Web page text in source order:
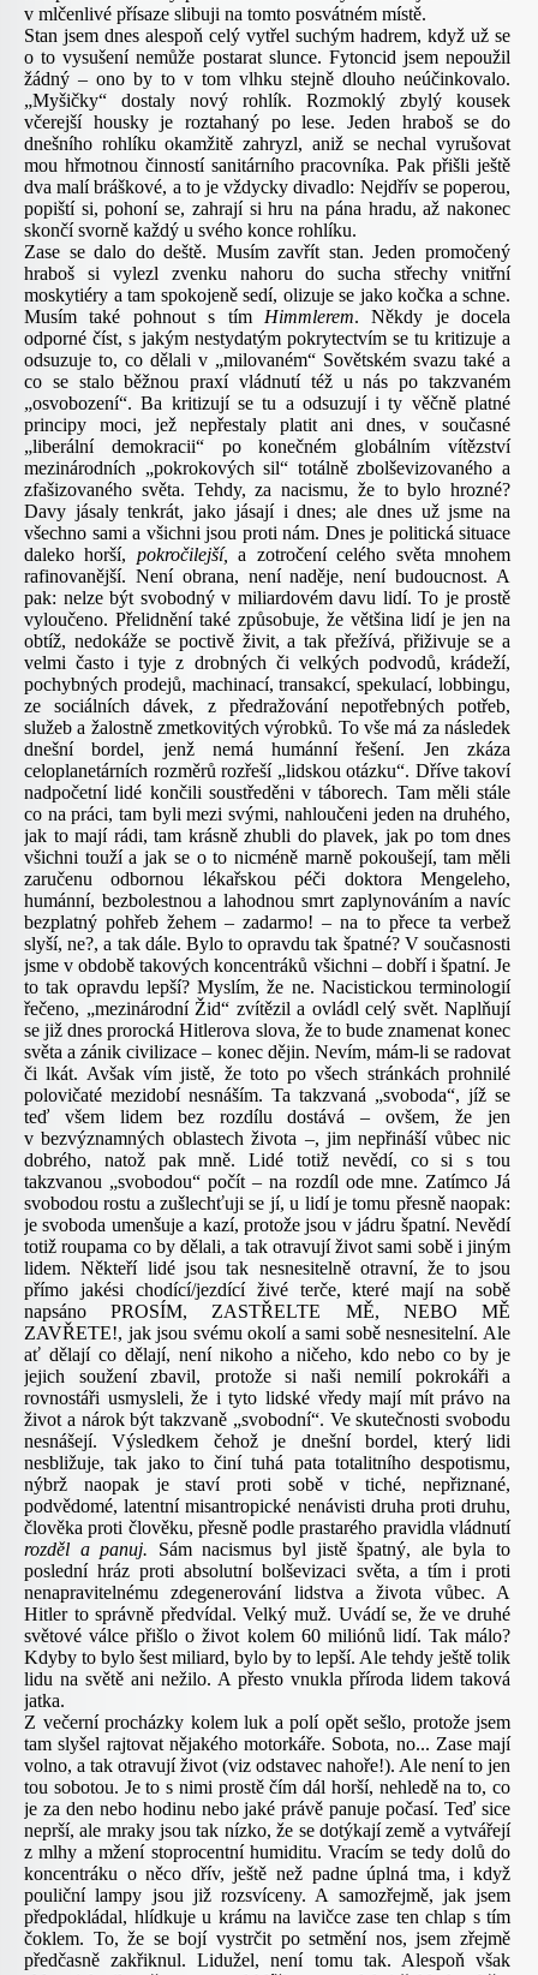
v mlčenlivé přísaze slibuji na tomto posvátném místě.
Stan jsem dnes alespoň celý vytřel suchým hadrem, když už se
o to vysušení nemůže postarat slunce. Fytoncid jsem nepoužil
žádný – ono by to v tom vlhku stejně dlouho neúčinkovalo.
„Myšičky“ dostaly nový rohlík. Rozmoklý zbylý kousek
včerejší housky je roztahaný po lese. Jeden hraboš se do
dnešního rohlíku okamžitě zahryzl, aniž se nechal vyrušovat
mou hřmotnou činností sanitárního pracovníka. Pak přišli ještě
dva malí bráškové, a to je vždycky divadlo: Nejdřív se poperou,
popiští si, pohoní se, zahrají si hru na pána hradu, až nakonec
skončí svorně každý u svého konce rohlíku.
Zase se dalo do deště. Musím zavřít stan. Jeden promočený
hraboš si vylezl zvenku nahoru do sucha střechy vnitřní
moskytiéry a tam spokojeně sedí, olizuje se jako kočka a schne.
Musím také pohnout s tím Himmlerem. Někdy je docela
odporné číst, s jakým nestydatým pokrytectvím se tu kritizuje a
odsuzuje to, co dělali v „milovaném“ Sovětském svazu také a
co se stalo běžnou praxí vládnutí též u nás po takzvaném
„osvobození“. Ba kritizují se tu a odsuzují i ty věčně platné
principy moci, jež nepřestaly platit ani dnes, v současné
„liberální demokracii“ po konečném globálním vítězství
mezinárodních „pokrokových sil“ totálně zbolševizovaného a
zfašizovaného světa. Tehdy, za nacismu, že to bylo hrozné?
Davy jásaly tenkrát, jako jásají i dnes; ale dnes už jsme na
všechno sami a všichni jsou proti nám. Dnes je politická situace
daleko horší, pokročilejší, a zotročení celého světa mnohem
rafinovanější. Není obrana, není naděje, není budoucnost. A
pak: nelze být svobodný v miliardovém davu lidí. To je prostě
vyloučeno. Přelidnění také způsobuje, že většina lidí je jen na
obtíž, nedokáže se poctivě živit, a tak přežívá, přiživuje se a
velmi často i tyje z drobných či velkých podvodů, krádeží,
pochybných prodejů, machinací, transakcí, spekulací, lobbingu,
ze sociálních dávek, z předražování nepotřebných potřeb,
služeb a žalostně zmetkovitých výrobků. To vše má za následek
dnešní bordel, jenž nemá humánní řešení. Jen zkáza
celoplanetárních rozměrů rozřeší „lidskou otázku“. Dříve takoví
nadpočetní lidé končili soustředěni v táborech. Tam měli stále
co na práci, tam byli mezi svými, nahloučeni jeden na druhého,
jak to mají rádi, tam krásně zhubli do plavek, jak po tom dnes
všichni touží a jak se o to nicméně marně pokoušejí, tam měli
zaručenu odbornou lékařskou péči doktora Mengeleho,
humánní, bezbolestnou a lahodnou smrt zaplynováním a navíc
bezplatný pohřeb žehem – zadarmo! – na to přece ta verbež
slyší, ne?, a tak dále. Bylo to opravdu tak špatné? V současnosti
jsme v obdobě takových koncentráků všichni – dobří i špatní. Je
to tak opravdu lepší? Myslím, že ne. Nacistickou terminologií
řečeno, „mezinárodní Žid“ zvítězil a ovládl celý svět. Naplňují
se již dnes prorocká Hitlerova slova, že to bude znamenat konec
světa a zánik civilizace – konec dějin. Nevím, mám-li se radovat
či lkát. Avšak vím jistě, že toto po všech stránkách prohnilé
polovičaté mezidobí nesnáším. Ta takzvaná „svoboda“, jíž se
teď všem lidem bez rozdílu dostává – ovšem, že jen
v bezvýznamných oblastech života –, jim nepřináší vůbec nic
dobrého, natož pak mně. Lidé totiž nevědí, co si s tou
takzvanou „svobodou“ počít – na rozdíl ode mne. Zatímco Já
svobodou rostu a zušlechťuji se jí, u lidí je tomu přesně naopak:
je svoboda umenšuje a kazí, protože jsou v jádru špatní. Nevědí
totiž roupama co by dělali, a tak otravují život sami sobě i jiným
lidem. Někteří lidé jsou tak nesnesitelně otravní, že to jsou
přímo jakési chodící/jezdící živé terče, které mají na sobě
napsáno PROSÍM, ZASTŘELTE MĚ, NEBO MĚ
ZAVŘETE!, jak jsou svému okolí a sami sobě nesnesitelní. Ale
ať dělají co dělají, není nikoho a ničeho, kdo nebo co by je
jejich soužení zbavil, protože si naši nemilí pokrokáři a
rovnostáři usmysleli, že i tyto lidské vředy mají mít právo na
život a nárok být takzvaně „svobodní“. Ve skutečnosti svobodu
nesnášejí. Výsledkem čehož je dnešní bordel, který lidi
nesbližuje, tak jako to činí tuhá pata totalitního despotismu,
nýbrž naopak je staví proti sobě v tiché, nepřiznané,
podvědomé, latentní misantropické nenávisti druha proti druhu,
člověka proti člověku, přesně podle prastarého pravidla vládnutí
rozděl a panuj. Sám nacismus byl jistě špatný, ale byla to
poslední hráz proti absolutní bolševizaci světa, a tím i proti
nenapravitelnému zdegenerování lidstva a života vůbec. A
Hitler to správně předvídal. Velký muž. Uvádí se, že ve druhé
světové válce přišlo o život kolem 60 miliónů lidí. Tak málo?
Kdyby to bylo šest miliard, bylo by to lepší. Ale tehdy ještě tolik
lidu na světě ani nežilo. A přesto vnukla příroda lidem taková
jatka.
Z večerní procházky kolem luk a polí opět sešlo, protože jsem
tam slyšel rajtovat nějakého motorkáře. Sobota, no... Zase mají
volno, a tak otravují život (viz odstavec nahoře!). Ale není to jen
tou sobotou. Je to s nimi prostě čím dál horší, nehledě na to, co
je za den nebo hodinu nebo jaké právě panuje počasí. Teď sice
neprší, ale mraky jsou tak nízko, že se dotýkají země a vytvářejí
z mlhy a mžení stoprocentní humiditu. Vracím se tedy dolů do
koncentráku o něco dřív, ještě než padne úplná tma, i když
pouliční lampy jsou již rozsvíceny. A samozřejmě, jak jsem
předpokládal, hlídkuje u krámu na lavičce zase ten chlap s tím
čoklem. To, že se bojí vystrčit po setmění nos, jsem zřejmě
předčasně zakřiknul. Lidužel, není tomu tak. Alespoň však